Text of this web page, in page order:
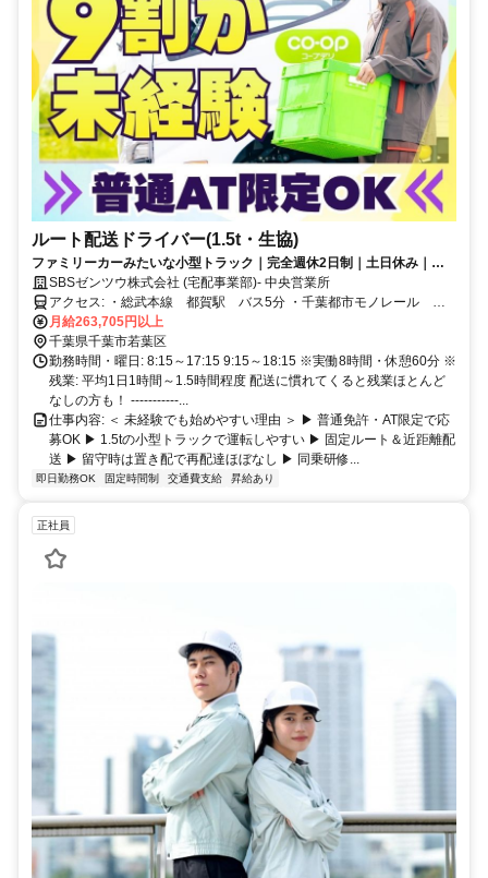
ルート配送ドライバー(1.5t・生協)
ファミリーカーみたいな小型トラック｜完全週休2日制｜土日休み｜こ
の先家族が増えても安心の大手企業
SBSゼンツウ株式会社 (宅配事業部)- 中央営業所
アクセス: ・総武本線 都賀駅 バス5分 ・千葉都市モノレール 桜
木駅 バス15分
月給263,705円以上
千葉県千葉市若葉区
勤務時間・曜日: 8:15～17:15 9:15～18:15 ※実働8時間・休憩60分 ※
残業: 平均1日1時間～1.5時間程度 配送に慣れてくると残業ほとんど
なしの方も！ -----------...
仕事内容: ＜ 未経験でも始めやすい理由 ＞ ▶ 普通免許・AT限定で応
募OK ▶ 1.5tの小型トラックで運転しやすい ▶ 固定ルート＆近距離配
送 ▶ 留守時は置き配で再配達ほぼなし ▶ 同乗研修...
即日勤務OK 固定時間制 交通費支給 昇給あり
正社員